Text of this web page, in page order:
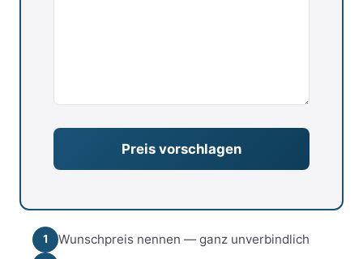
1 Wunschpreis nennen — ganz unverbindlich